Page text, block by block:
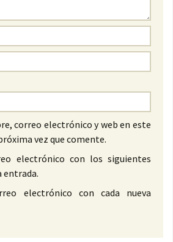
correo electrónico y web en este
vez que comente.
electrónico con los siguientes
entrada.
electrónico con cada nueva